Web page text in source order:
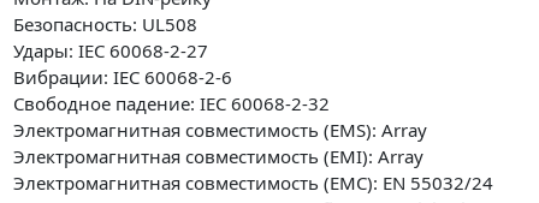
Безопасность: UL508
Удары: IEC 60068-2-27
Вибрации: IEC 60068-2-6
Свободное падение: IEC 60068-2-32
Электромагнитная совместимость (EMS): Array
Электромагнитная совместимость (EMI): Array
Электромагнитная совместимость (EMC): EN 55032/24